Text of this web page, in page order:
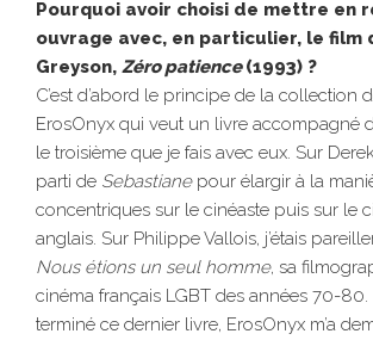
Pourquoi avoir choisi de mettre en
ouvrage avec, en particulier, le film
Greyson, Zéro patience(1993) ?
C’est d’abord le principe de la collection
ErosOnyx qui veut un livre accompagné
le troisième que je fais avec eux. Sur
parti de Sebastianepour élargir à la
concentriques sur le cinéaste puis sur le
anglais. Sur Philippe Vallois, j’étais
Nous étions un seul homme, sa
cinéma français LGBT des années 70-80.
terminé ce dernier livre, ErosOnyx m’a